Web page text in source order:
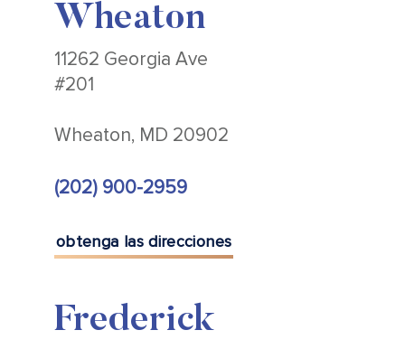
Wheaton
11262 Georgia Ave
#201
Wheaton, MD 20902
(202) 900-2959
obtenga las direcciones
Frederick